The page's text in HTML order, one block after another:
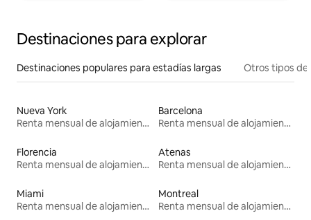
Destinaciones para explorar
Destinaciones populares para estadías largas Otros tipos de
Nueva York
Renta mensual de alojamientos
Barcelona
Renta mensual de alojamientos
Florencia
Renta mensual de alojamientos
Atenas
Renta mensual de alojamientos
Miami
Renta mensual de alojamientos
Montreal
Renta mensual de alojamientos